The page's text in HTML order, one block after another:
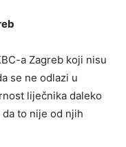
a Zagreb koji nisu
se ne odlazi u
liječnika daleko
to nije od njih